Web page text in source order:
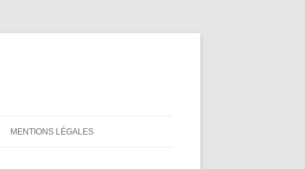
MENTIONS LÉGALES